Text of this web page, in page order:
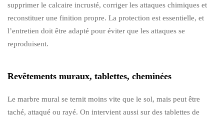
supprimer le calcaire incrusté, corriger les attaques chimiques et
reconstituer une finition propre. La protection est essentielle, et
l’entretien doit être adapté pour éviter que les attaques se
reproduisent.
Revêtements muraux, tablettes, cheminées
Le marbre mural se ternit moins vite que le sol, mais peut être
taché, attaqué ou rayé. On intervient aussi sur des tablettes de